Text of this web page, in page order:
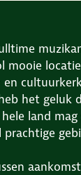
mooie
en
het geluk
land